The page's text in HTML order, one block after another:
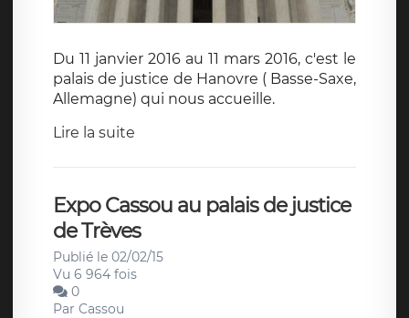
Du 11 janvier 2016 au 11 mars 2016, c'est le
palais de justice de Hanovre ( Basse-Saxe,
Allemagne) qui nous accueille.
Lire la suite
Expo Cassou au palais de justice
de Trèves
Publié le 02/02/15
Vu 6 964 fois
0
Par Cassou